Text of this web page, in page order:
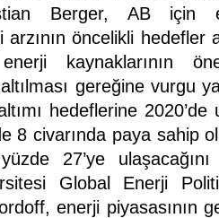
Berger, AB için
öncelikli hedefler
kaynaklarının
gereğine vurgu
hedeflerine 2020’de
8 civarında paya sahip
27’ye
Global Enerji
enerji piyasasının